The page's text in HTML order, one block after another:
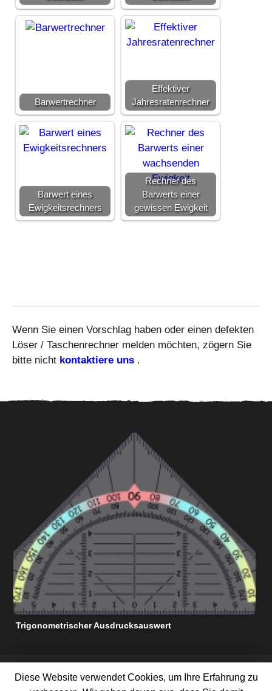
Barwertrechner
Effektiver
Jahresratenrechner
Barwert eines
Ewigkeitsrechners
Rechner des
Barwerts einer
gewissen Ewigkeit
Wenn Sie einen Vorschlag haben oder einen defekten
Löser / Taschenrechner melden möchten, zögern Sie
bitte nicht kontaktiere uns .
Trigonometrischer Ausdrucksauswert
KOSTENLOSE MATHE-HILFSRESSOURCEN
NUTZUNGSBEDINGUNGEN
DATENSCHUTZ-BESTIMMUNGEN
Diese Website verwendet Cookies, um Ihre Erfahrung zu